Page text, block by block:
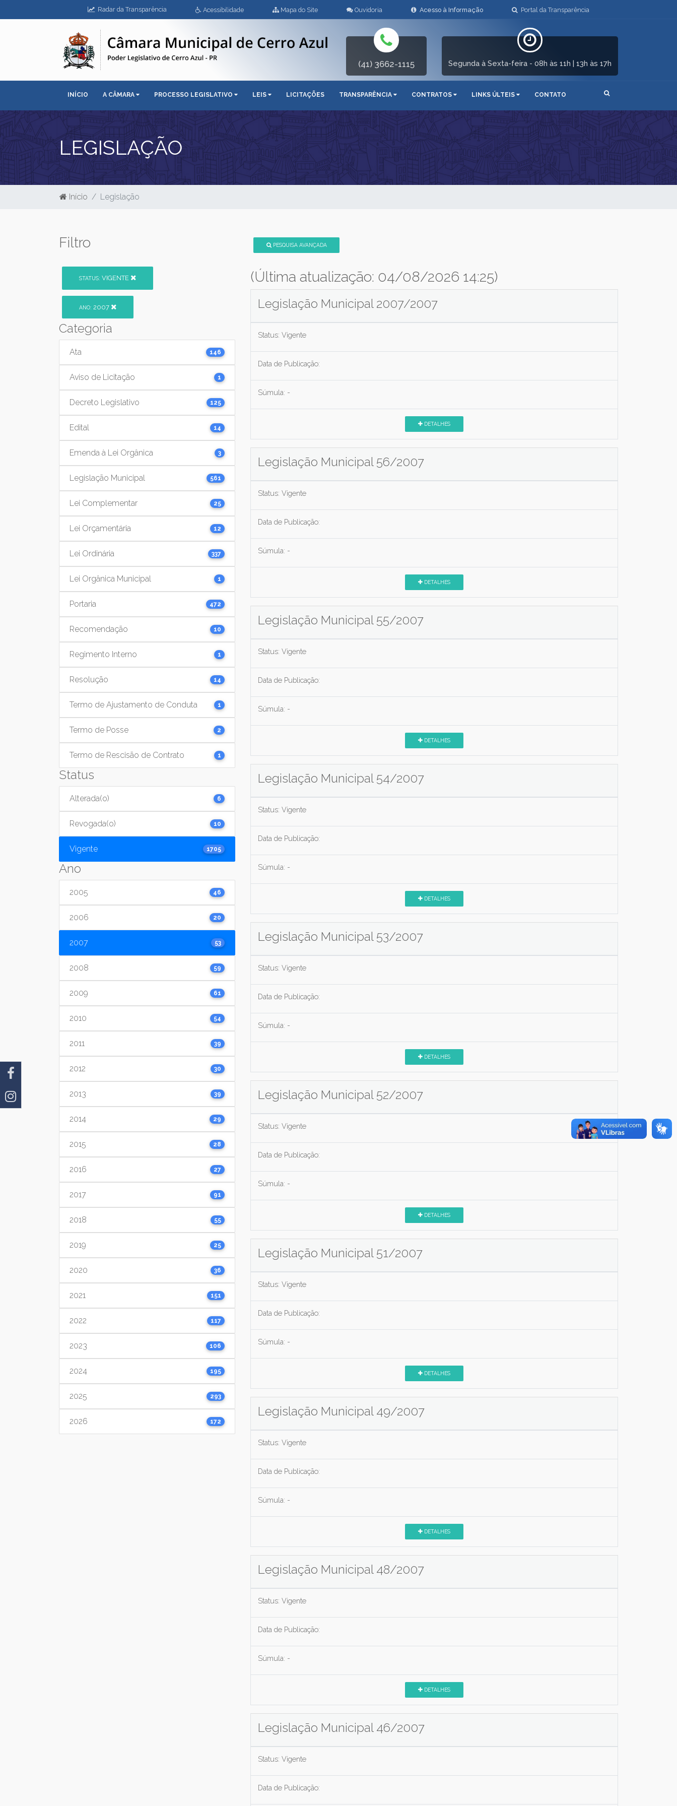
Radar da Transparência Acessibilidade Mapa do Site Ouvidoria Acesso à Informação Portal da Transparência
(41) 3662-1115 Segunda à Sexta-feira - 08h às 11h | 13h às 17h
INÍCIO A CÂMARA PROCESSO LEGISLATIVO LEIS LICITAÇÕES TRANSPARÊNCIA CONTRATOS LINKS ÚLTEIS CONTATO
LEGISLAÇÃO
Início Legislação
Filtro
STATUS: VIGENTE
ANO: 2007
Categoria
Ata 146
Aviso de Licitação 1
Decreto Legislativo 125
Edital 14
Emenda à Lei Orgânica 3
Legislação Municipal 561
Lei Complementar 25
Lei Orçamentária 12
Lei Ordinária 337
Lei Orgânica Municipal 1
Portaria 472
Recomendação 10
Regimento Interno 1
Resolução 14
Termo de Ajustamento de Conduta 1
Termo de Posse 2
Termo de Rescisão de Contrato 1
Status
Alterada(o) 6
Revogada(o) 10
Vigente 1705
Ano
2005 46
2006 20
2007 53
2008 59
2009 61
2010 54
2011 39
2012 30
2013 39
2014 29
2015 28
2016 27
2017 91
2018 55
2019 25
2020 36
2021 151
2022 117
2023 106
2024 195
2025 293
2026 172
PESQUISA AVANÇADA
(Última atualização: 04/08/2026 14:25)
Legislação Municipal 2007/2007
Status: Vigente
Data de Publicação:
Súmula: -
DETALHES
Legislação Municipal 56/2007
Status: Vigente
Data de Publicação:
Súmula: -
DETALHES
Legislação Municipal 55/2007
Status: Vigente
Data de Publicação:
Súmula: -
DETALHES
Legislação Municipal 54/2007
Status: Vigente
Data de Publicação:
Súmula: -
DETALHES
Legislação Municipal 53/2007
Status: Vigente
Data de Publicação:
Súmula: -
DETALHES
Legislação Municipal 52/2007
Status: Vigente
Data de Publicação:
Súmula: -
DETALHES
Legislação Municipal 51/2007
Status: Vigente
Data de Publicação:
Súmula: -
DETALHES
Legislação Municipal 49/2007
Status: Vigente
Data de Publicação:
Súmula: -
DETALHES
Legislação Municipal 48/2007
Status: Vigente
Data de Publicação:
Súmula: -
DETALHES
Legislação Municipal 46/2007
Status: Vigente
Data de Publicação: